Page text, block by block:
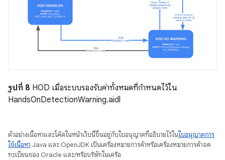
รูปที่ 8 HOD เมื่อระบบรองรับค่าทั้งหมดที่กำหนดไว้ใน
HandsOnDetectionWarning.aidl
ตัวอย่างเนื้อหาและโค้ดในหน้าเว็บนี้ขึ้นอยู่กับใบอนุญาตที่อธิบายไว้ในใบอนุญาตการ
ใช้เนื้อหา Java และ OpenJDK เป็นเครื่องหมายการค้าหรือเครื่องหมายการค้าจด
ทะเบียนของ Oracle และ/หรือบริษัทในเครือ